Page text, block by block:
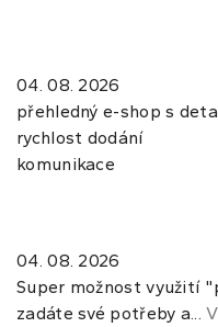
04. 08. 2026
přehledný e-shop s
rychlost dodání
komunikace
04. 08. 2026
Super možnost využití
zadáte své potřeby a...